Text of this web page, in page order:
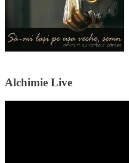
Alchimie Live